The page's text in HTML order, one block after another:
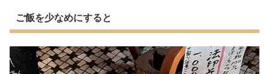
ご飯を少なめにすると